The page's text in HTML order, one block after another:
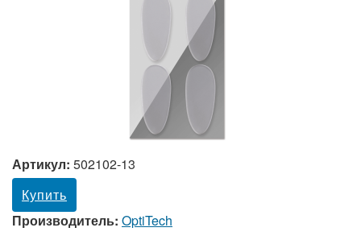
Артикул: 502102-13
Купить
Производитель: OptiTech